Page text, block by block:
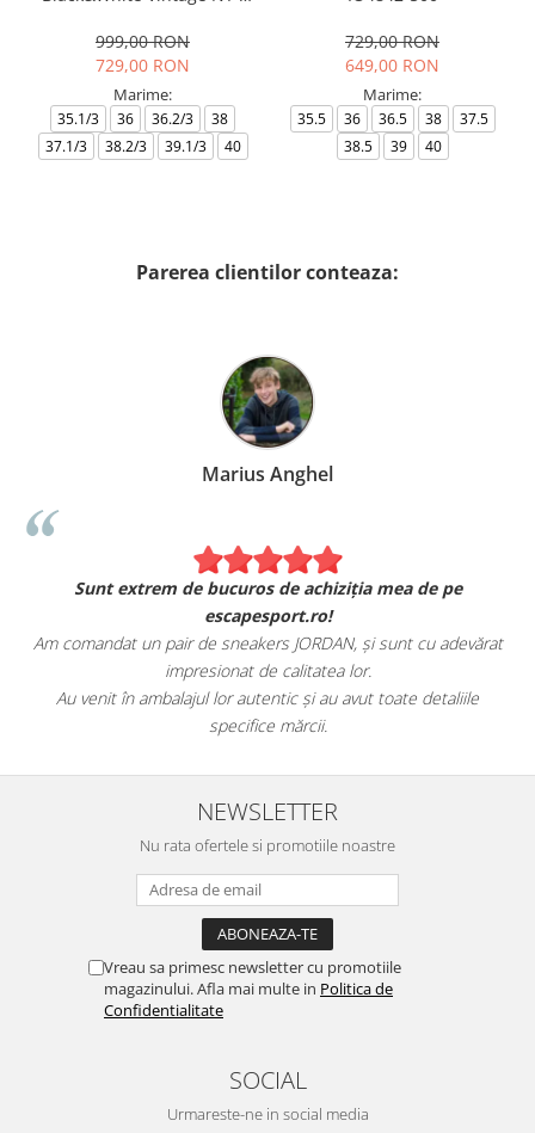
999,00 RON
729,00 RON
Marime:
35.1/3 36 36.2/3
38
37.1/3
38.2/3 39.1/3 40
729,00 RON
649,00 RON
Marime:
35.5 36 36.5 38
37.5
38.5
39 40
Parerea clientilor conteaza:
Marius Anghel
Sunt extrem de bucuros de achiziția mea de pe
escapesport.ro!
Am comandat un pair de sneakers JORDAN, și sunt cu adevărat
impresionat de calitatea lor.
Au venit în ambalajul lor autentic și au avut toate detaliile
specifice mărcii.
NEWSLETTER
Nu rata ofertele si promotiile noastre
Vreau sa primesc newsletter cu promotiile
magazinului. Afla mai multe in Politica de
Confidentialitate
SOCIAL
Urmareste-ne in social media